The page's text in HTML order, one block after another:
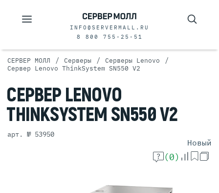
INFO@SERVERMALL.RU
8 800 755-25-51
СЕРВЕР МОЛЛ / Серверы / Серверы Lenovo /
Сервер Lenovo ThinkSystem SN550 V2
СЕРВЕР LENOVO
THINKSYSTEM SN550 V2
арт. № 53950
Новый
(0)